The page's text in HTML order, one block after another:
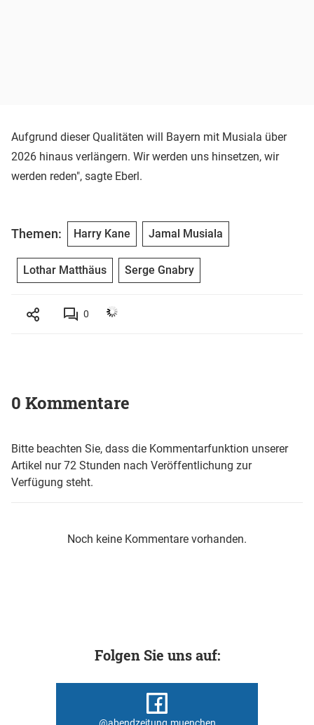
Aufgrund dieser Qualitäten will Bayern mit Musiala über
2026 hinaus verlängern. Wir werden uns hinsetzen, wir
werden reden", sagte Eberl.
Themen: Harry Kane Jamal Musiala
Lothar Matthäus Serge Gnabry
0
0 Kommentare
Bitte beachten Sie, dass die Kommentarfunktion unserer
Artikel nur 72 Stunden nach Veröffentlichung zur
Verfügung steht.
Noch keine Kommentare vorhanden.
Folgen Sie uns auf: